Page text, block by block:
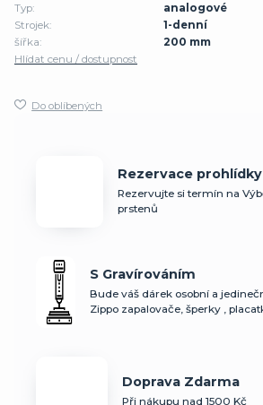
Typ:
analogové
Strojek:
1-denní
šířka:
200 mm
Hlídat cenu / dostupnost
Do oblíbených
Rezervace
Rezervujte si termín na
prstenů
S Gravírováním
Bude váš dárek osobní a
Zippo zapalovače, šperky ,
Doprava Zdarma
Při nákupu nad 1500 Kč